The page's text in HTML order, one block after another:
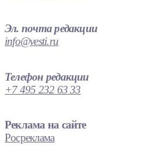
Эл. почта редакции
info@vesti.ru
Телефон редакции
+7 495 232 63 33
Реклама на сайте
Росреклама